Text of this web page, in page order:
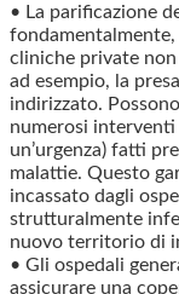
• La parificazione
fondamentalmente,
cliniche private
ad esempio, la
indirizzato.
numerosi
un’urgenza) fatti
malattie. Questo
incassato dagli
strutturalmente
nuovo territorio di
• Gli ospedali
assicurare una